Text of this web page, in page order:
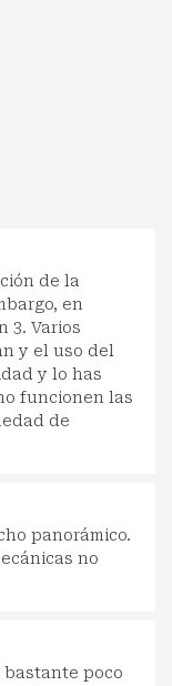
de la
en
3. Varios
y el uso del
y lo has
funcionen las
de
panorámico.
no
poco